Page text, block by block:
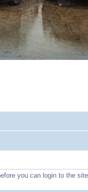
you can login to the